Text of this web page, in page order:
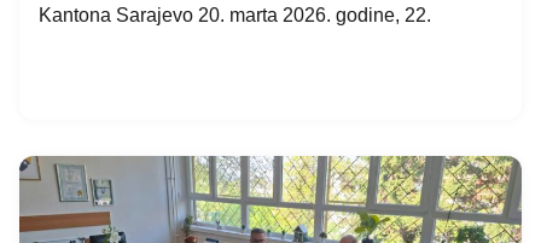
Kantona Sarajevo 20. marta 2026. godine, 22.